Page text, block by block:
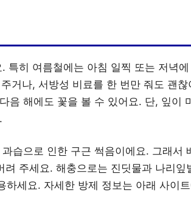
특히 여름철에는 아침 일찍 또는 저녁
거나, 서방성 비료를 한 번만 줘도 괜
음 해에도 꽃을 볼 수 있어요. 단, 잎이
습으로 인한 구근 썩음이에요. 그래서
주세요. 해충으로는 진딧물과 나리잎
하세요. 자세한 방제 정보는 아래 사이